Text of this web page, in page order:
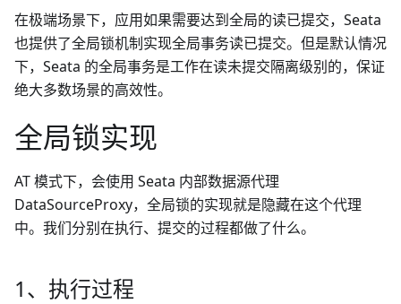
在极端场景下，应用如果需要达到全局的读已提交，Seata
也提供了全局锁机制实现全局事务读已提交。但是默认情况
下，Seata 的全局事务是工作在读未提交隔离级别的，保证
绝大多数场景的高效性。
全局锁实现
AT 模式下，会使用 Seata 内部数据源代理
DataSourceProxy，全局锁的实现就是隐藏在这个代理
中。我们分别在执行、提交的过程都做了什么。
1、执行过程